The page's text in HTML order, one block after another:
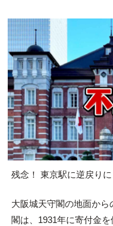
残念！ 東京駅に逆戻り
大阪城天守閣の地面から
閣は、1931年に寄付金を